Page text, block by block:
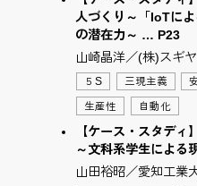
人づくり～「IoTに
の潜在力～ … P23
山崎晶洋／(株)スギ
５S 三現主義
生産性 自動化
【ケース・スタデ
～文科系学生による
山田裕昭／愛知工業